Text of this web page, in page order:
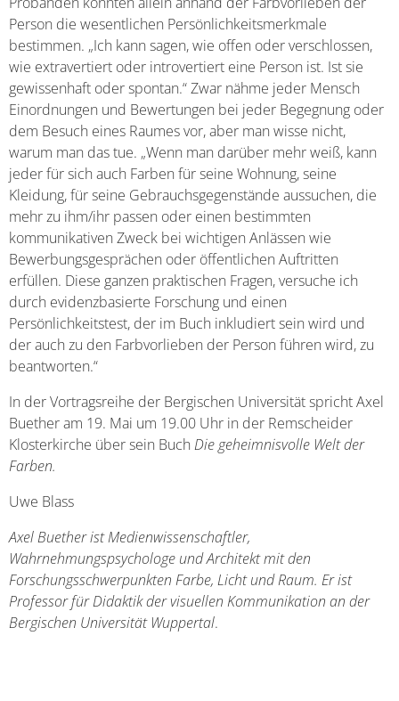
Person die wesentlichen Persönlichkeitsmerkmale
bestimmen. „Ich kann sagen, wie offen oder verschlossen,
wie extravertiert oder introvertiert eine Person ist. Ist sie
gewissenhaft oder spontan.“ Zwar nähme jeder Mensch
Einordnungen und Bewertungen bei jeder Begegnung oder
dem Besuch eines Raumes vor, aber man wisse nicht,
warum man das tue. „Wenn man darüber mehr weiß, kann
jeder für sich auch Farben für seine Wohnung, seine
Kleidung, für seine Gebrauchsgegenstände aussuchen, die
mehr zu ihm/ihr passen oder einen bestimmten
kommunikativen Zweck bei wichtigen Anlässen wie
Bewerbungsgesprächen oder öffentlichen Auftritten
erfüllen. Diese ganzen praktischen Fragen, versuche ich
durch evidenzbasierte Forschung und einen
Persönlichkeitstest, der im Buch inkludiert sein wird und
der auch zu den Farbvorlieben der Person führen wird, zu
beantworten.“
In der Vortragsreihe der Bergischen Universität spricht Axel
Buether am 19. Mai um 19.00 Uhr in der Remscheider
Klosterkirche über sein Buch Die geheimnisvolle Welt der
Farben.
Uwe Blass
Axel Buether ist Medienwissenschaftler,
Wahrnehmungspsychologe und Architekt mit den
Forschungsschwerpunkten Farbe, Licht und Raum. Er ist
Professor für Didaktik der visuellen Kommunikation an der
Bergischen Universität Wuppertal.